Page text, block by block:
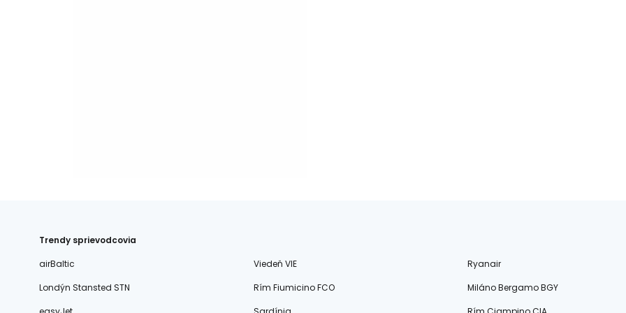
Trendy sprievodcovia
airBaltic
Viedeň VIE
Ryanair
Londýn Stansted STN
Rím Fiumicino FCO
Miláno Bergamo BGY